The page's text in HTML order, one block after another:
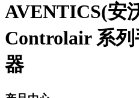
AVENTICS(安
Controlair 系
器